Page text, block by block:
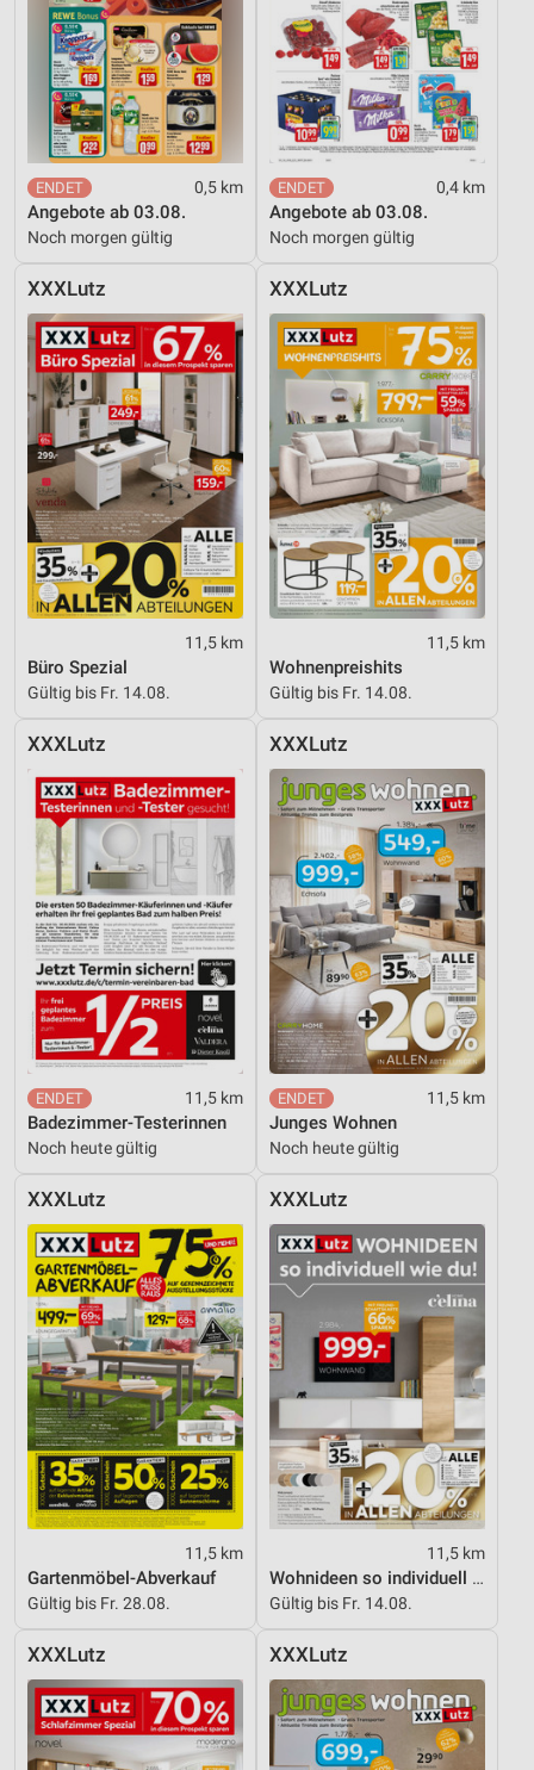
0,5 km
Angebote ab 03.08.
Noch morgen gültig
0,4 km
Angebote ab 03.08.
Noch morgen gültig
XXXLutz
11,5 km
Büro Spezial
Gültig bis Fr. 14.08.
XXXLutz
11,5 km
Wohnenpreishits
Gültig bis Fr. 14.08.
XXXLutz
11,5 km
Badezimmer-Testerinnen
Noch heute gültig
XXXLutz
11,5 km
Junges Wohnen
Noch heute gültig
XXXLutz
11,5 km
Gartenmöbel-Abverkauf
Gültig bis Fr. 28.08.
XXXLutz
11,5 km
Wohnideen so individuell wie du!
Gültig bis Fr. 14.08.
XXXLutz XXXLutz